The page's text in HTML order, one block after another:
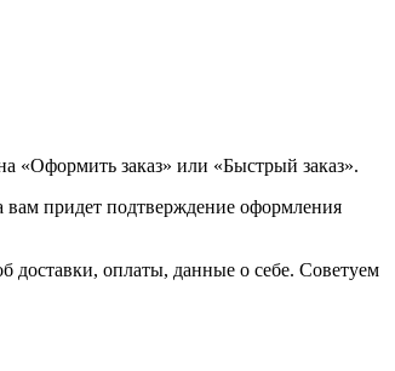
«Оформить заказ» или «Быстрый заказ».
вам придет подтверждение оформления
доставки, оплаты, данные о себе. Советуем